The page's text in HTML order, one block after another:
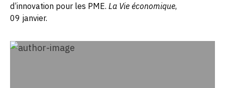
d’innovation pour les PME. La Vie économique,
09 janvier.